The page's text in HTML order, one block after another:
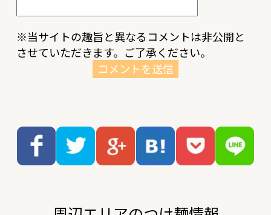
※当サイトの趣旨と異なるコメントは非公開と
させていただきます。ご了承ください。